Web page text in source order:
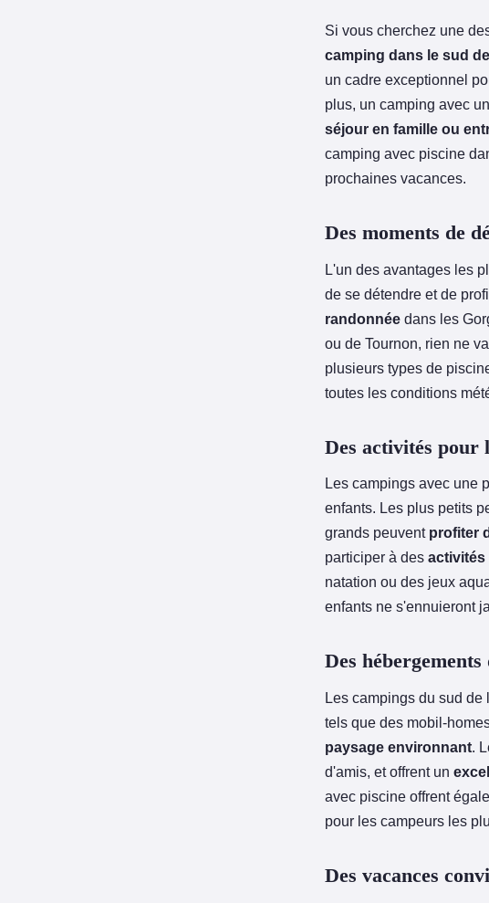
Si vous cherchez une
camping dans le sud
un cadre exceptionnel
plus, un camping avec
séjour en famille ou
camping avec piscine
prochaines vacances.
Des moments de
L'un des avantages les
de se détendre et de
randonnée dans les
ou de Tournon, rien ne
plusieurs types de
toutes les conditions
Des activités pour
Les campings avec une
enfants. Les plus petits
grands peuvent profiter
participer à des activités
natation ou des jeux
enfants ne s'ennuieront
Des
Les campings du sud
tels que des mobil-
paysage environnant.
d'amis, et offrent un
avec piscine offrent
pour les campeurs les
Des vacances